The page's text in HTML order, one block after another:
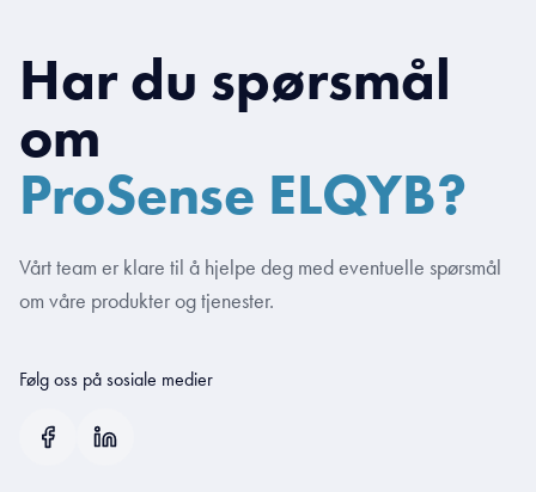
Har du spørsmål
om
ProSense ELQYB?
Vårt team er klare til å hjelpe deg med eventuelle spørsmål
om våre produkter og tjenester.
Følg oss på sosiale medier